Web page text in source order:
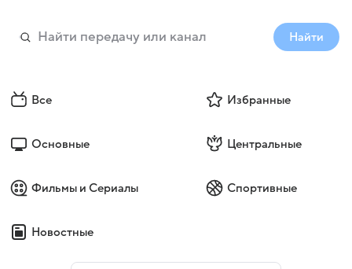
Найти
Все Избранные
Основные Центральные
Фильмы и Сериалы Спортивные
Новостные